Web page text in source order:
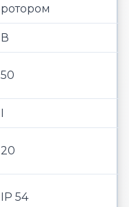
ротором
В
50
I
20
IP 54